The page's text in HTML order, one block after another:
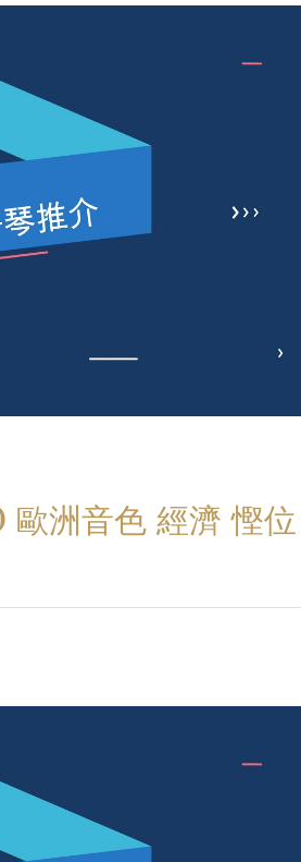
歐洲音色 經濟 慳位